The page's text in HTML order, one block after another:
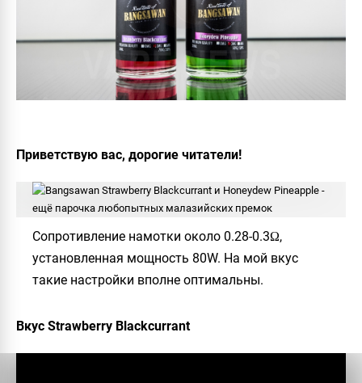
Приветствую вас, дорогие читатели!
Сопротивление намотки около 0.28-0.3Ω,
установленная мощность 80W. На мой вкус
такие настройки вполне оптимальны.
Вкус Strawberry Blackcurrant